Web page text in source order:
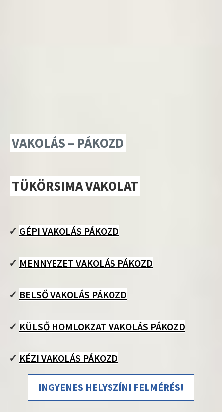
VAKOLÁS – PÁKOZD
TÜKÖRSIMA VAKOLAT
✓ GÉPI VAKOLÁS PÁKOZD
✓ MENNYEZET VAKOLÁS PÁKOZD
✓ BELSŐ VAKOLÁS PÁKOZD
✓ KÜLSŐ HOMLOKZAT VAKOLÁS PÁKOZD
✓ KÉZI VAKOLÁS PÁKOZD
INGYENES HELYSZÍNI FELMÉRÉS!